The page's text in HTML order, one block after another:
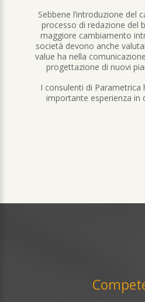
Sebbene l’introduzione del
processo di redazione del
maggiore cambiamento
società devono anche
value ha nella
progettazione di nuovi
I consulenti di
importante esperienza in